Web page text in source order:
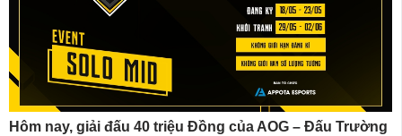
Hôm nay, giải đấu 40 triệu Đồng của AOG – Đấu Trường